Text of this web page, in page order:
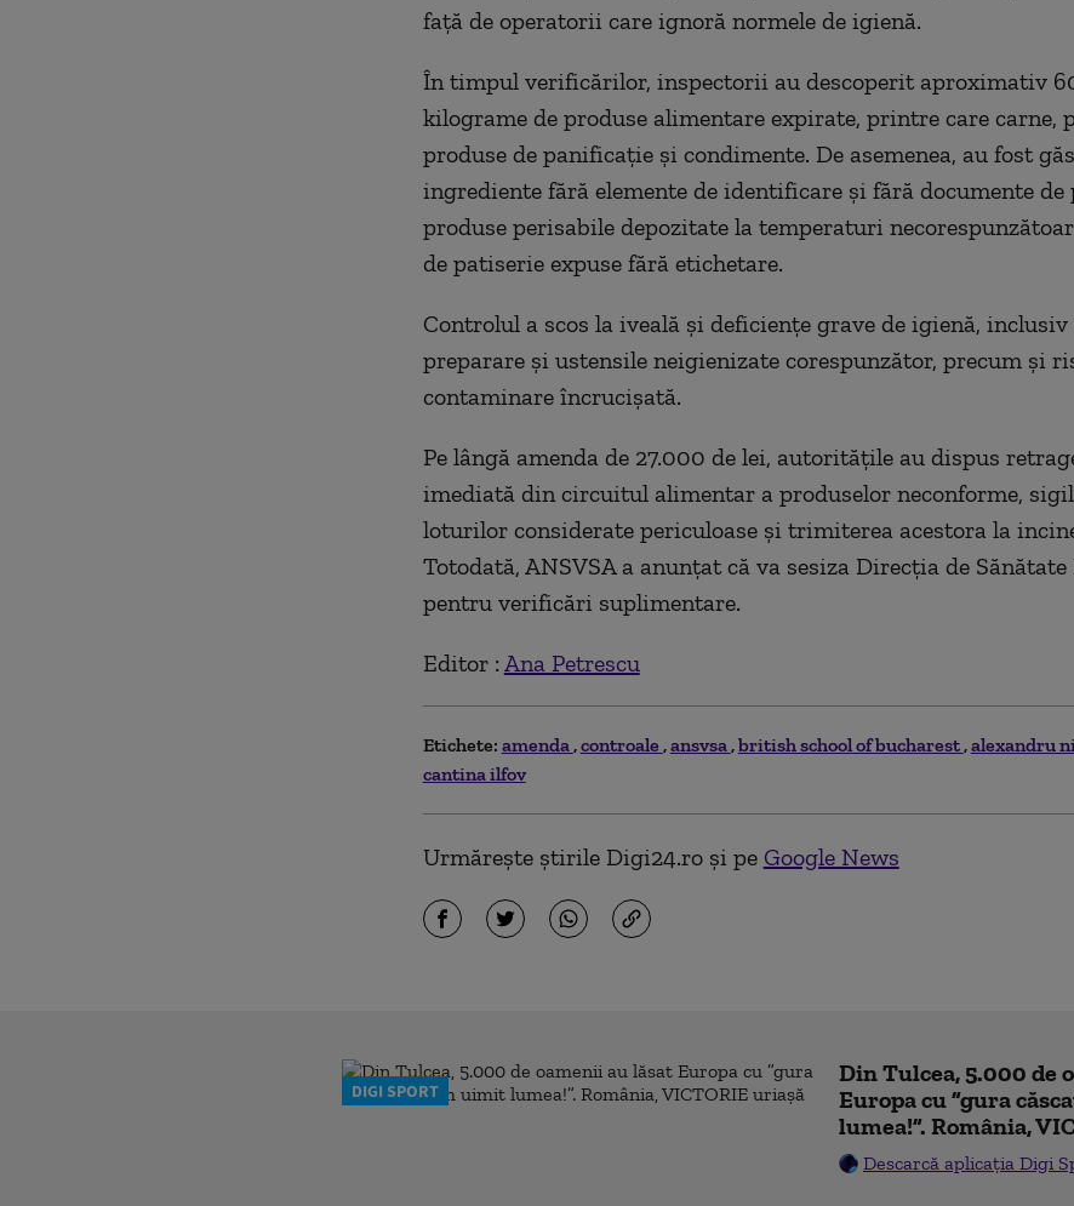
faţă de operatorii care ignoră normele de igienă.
În timpul verificărilor, inspectorii au descoperit aproximativ
kilograme de produse alimentare expirate, printre care carne,
produse de panificaţie şi condimente. De asemenea, au fost
ingrediente fără elemente de identificare şi fără documente de
produse perisabile depozitate la temperaturi
de patiserie expuse fără etichetare.
Controlul a scos la iveală şi deficienţe grave de igienă,
preparare şi ustensile neigienizate corespunzător, precum şi
contaminare încrucişată.
Pe lângă amenda de 27.000 de lei, autorităţile au dispus
imediată din circuitul alimentar a produselor neconforme,
loturilor considerate periculoase şi trimiterea acestora la
Totodată, ANSVSA a anunţat că va sesiza Direcţia de Sănătate
pentru verificări suplimentare.
Editor : Ana Petrescu
Etichete: amenda controale ansvsa british school of bucharest alexandru
cantina ilfov
Urmărește știrile Digi24.ro și pe Google News
DIGI SPORT
Din Tulcea, 5.000 de
Europa cu ”gura
lumea!”. România,
Descarcă aplicația Digi